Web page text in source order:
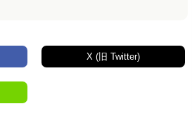
X (旧 Twitter)